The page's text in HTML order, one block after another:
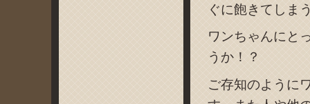
ぐに飽きてしま
ワンちゃんにと
うか！？
ご存知のように